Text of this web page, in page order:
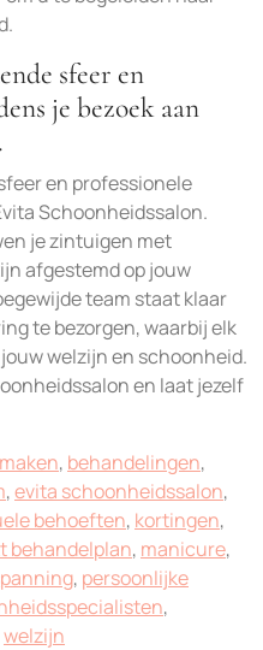
sfeer en
je bezoek aan
en professionele
Schoonheidssalon.
je zintuigen met
afgestemd op jouw
team staat klaar
te bezorgen, waarbij elk
welzijn en schoonheid.
en laat jezelf
, behandelingen,
,evita schoonheidssalon,
behoeften, kortingen,
behandelplan, manicure,
, persoonlijke
,
welzijn